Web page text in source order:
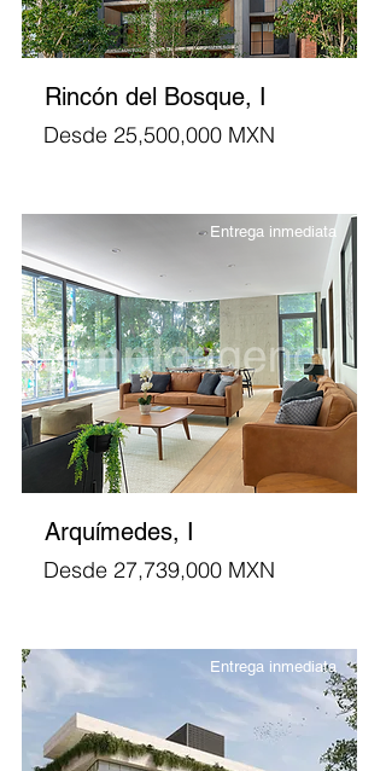
Rincón del Bosque, I
Desde 25,500,000 MXN
Entrega inmediata
Arquímedes, I
Desde 27,739,000 MXN
Entrega inmediata